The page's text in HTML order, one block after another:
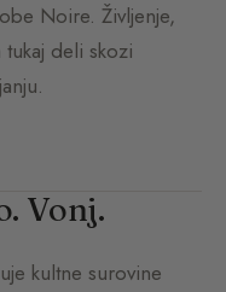
Noire. Življenje,
deli skozi
Vonj.
kultne surovine